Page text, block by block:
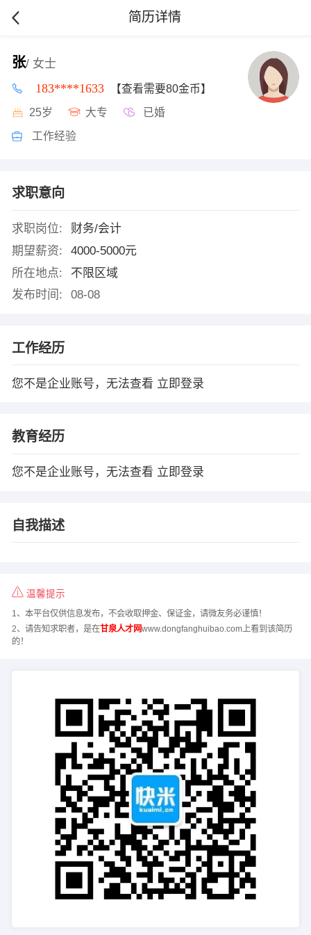
简历详情
张/ 女士
183****1633 【查看需要80金币】
25岁 大专 已婚
工作经验
求职意向
求职岗位:
财务/会计
期望薪资:
4000-5000元
所在地点:
不限区域
发布时间:
08-08
工作经历
您不是企业账号，无法查看 立即登录
教育经历
您不是企业账号，无法查看 立即登录
自我描述
温馨提示
1、本平台仅供信息发布，不会收取押金、保证金，请微友务必谨慎！
2、请告知求职者，是在甘泉人才网www.dongfanghuibao.com上看到该简历
的！